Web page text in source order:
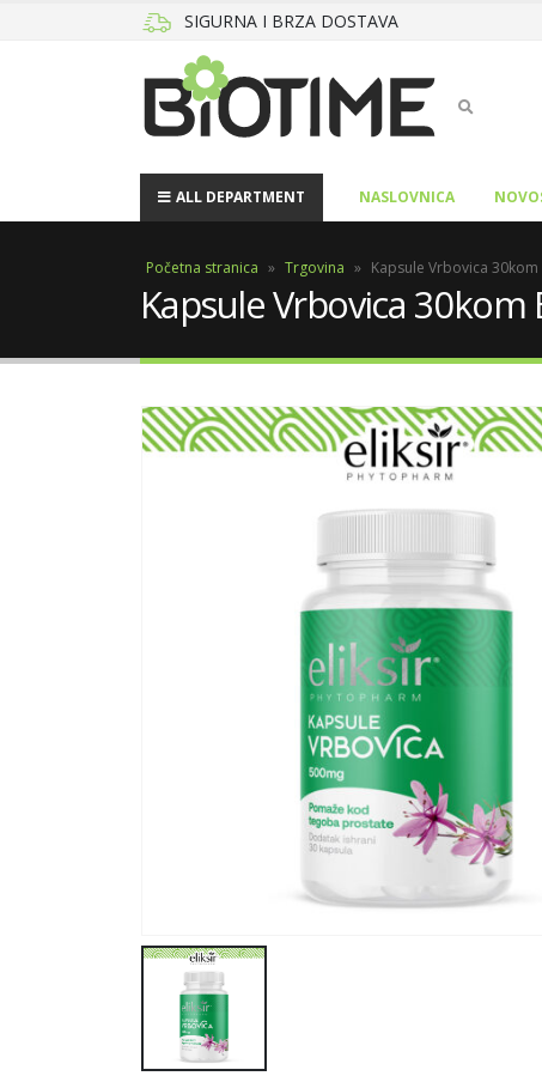
SIGURNA I BRZA DOSTAVA
ALL DEPARTMENT NASLOVNICA
Početna stranica » Trgovina » Kapsule Vrbovica 30kom
Kapsule Vrbovica 30kom